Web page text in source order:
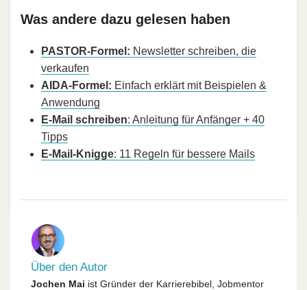
Was andere dazu gelesen haben
PASTOR-Formel: Newsletter schreiben, die
verkaufen
AIDA-Formel: Einfach erklärt mit Beispielen &
Anwendung
E-Mail schreiben: Anleitung für Anfänger + 40
Tipps
E-Mail-Knigge: 11 Regeln für bessere Mails
Über den Autor
Jochen Mai ist Gründer der Karrierebibel, Jobmentor